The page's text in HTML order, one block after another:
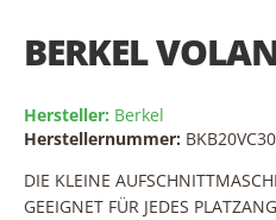
BERKEL
Hersteller: Berkel
Herstellernummer:
DIE KLEINE
GEEIGNET FÜR JEDES
beginning
of
images
gallery